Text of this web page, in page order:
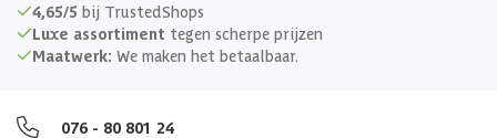
4,65/5 bij TrustedShops
Luxe assortiment tegen scherpe prijzen
Maatwerk: We maken het betaalbaar.
076 - 80 801 24